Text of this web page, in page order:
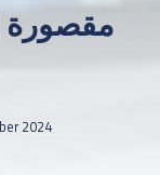
مقصورة
2024